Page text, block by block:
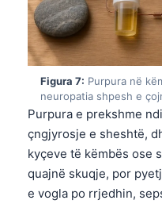
Figura 7: Purpura në
neuropatia shpesh e
Purpura e prekshme
çngjyrosje e sheshtë,
kyçeve të këmbës ose
quajnë skuqje, por
e vogla po rrjedhin,
Kiswahili
Українська
O‘zbekcha
Català
Suomi
Hrvatski